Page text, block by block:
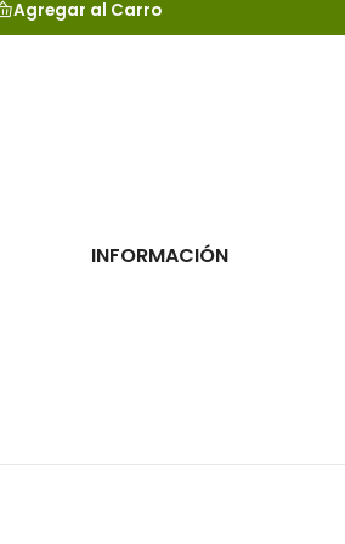
Agregar al Carro
INFORMACIÓN